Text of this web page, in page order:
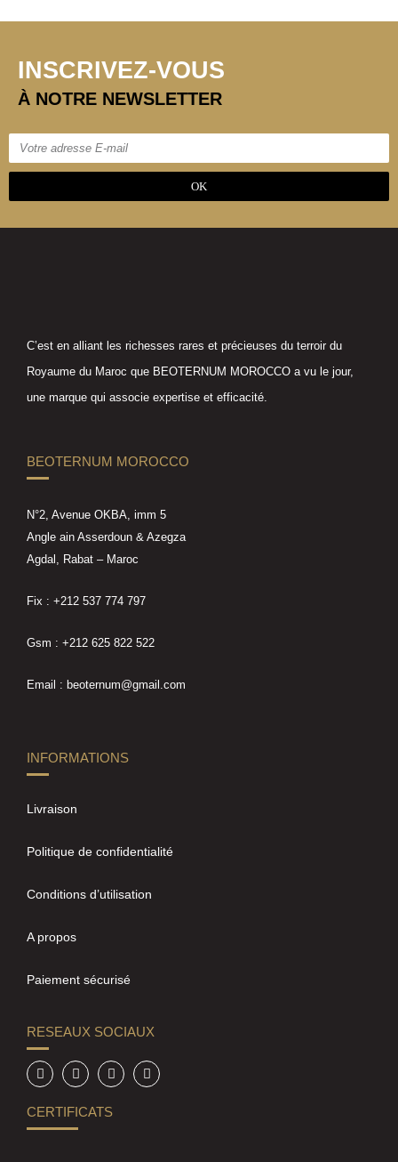
INSCRIVEZ-VOUS
À NOTRE NEWSLETTER
OK
C’est en alliant les richesses rares et précieuses du terroir du
Royaume du Maroc que BEOTERNUM MOROCCO a vu le jour,
une marque qui associe expertise et efficacité.
BEOTERNUM MOROCCO
N°2, Avenue OKBA, imm 5
Angle ain Asserdoun & Azegza
Agdal, Rabat – Maroc
Fix : +212 537 774 797
Gsm : +212 625 822 522
Email : beoternum@gmail.com
INFORMATIONS
Livraison
Politique de confidentialité
Conditions d’utilisation
A propos
Paiement sécurisé
RESEAUX SOCIAUX
CERTIFICATS